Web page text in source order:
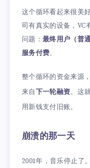
这个循环看起来很美
司有真实的设备，VC
问题：最终用户（普
服务付费。
整个循环的资金来源
来自下一轮融资。这
用新钱支付旧账。
崩溃的那一天
2001年，音乐停止了